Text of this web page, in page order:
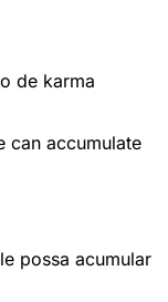
de karma
can accumulate
possa acumular